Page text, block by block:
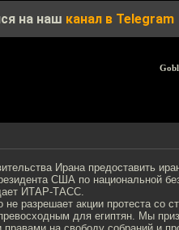
на наш канал в Telegram
Ирана предоставить
США по национальной
ИТАР-ТАСС.
разрешает акции протеста со
для египтян. Мы